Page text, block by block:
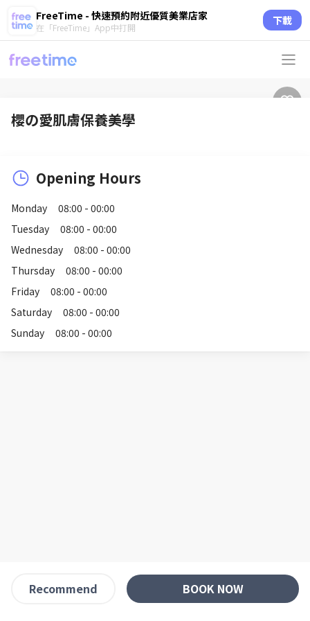
FreeTime - 快速預約附近優質美業店家
在「FreeTime」App中打開 下載
櫻の愛肌膚保養美學
Opening Hours
Monday
08:00 - 00:00
Tuesday
08:00 - 00:00
Wednesday
08:00 - 00:00
Thursday
08:00 - 00:00
Friday
08:00 - 00:00
Saturday
08:00 - 00:00
Sunday
08:00 - 00:00
Recommend BOOK NOW